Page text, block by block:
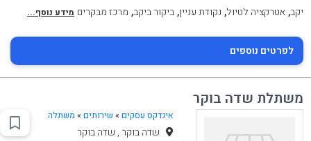
יקב,אטרקציה לטיול, נקודת עניין,ביקור ביקב, מרכז מבקרים מידע נוסף...
לפרטים נוספים
משתלת שדה בוקר
אינדקס עסקים » שירותים» משתלה
שדה בוקר , שדה בוקר